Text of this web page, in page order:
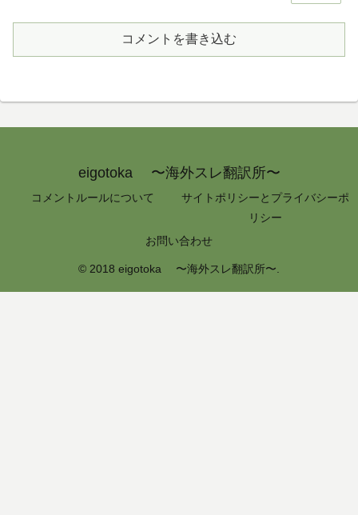
コメントを書き込む
eigotoka 〜海外スレ翻訳所〜
コメントルールについて
サイトポリシーとプライバシーポ
リシー
お問い合わせ
© 2018 eigotoka 〜海外スレ翻訳所〜.